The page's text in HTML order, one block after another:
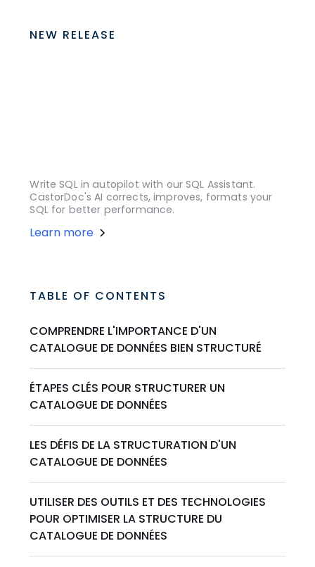
NEW RELEASE
Write SQL in autopilot with our SQL Assistant.
CastorDoc's AI corrects, improves, formats your
SQL for better performance.
Learn more
TABLE OF CONTENTS
COMPRENDRE L'IMPORTANCE D'UN
CATALOGUE DE DONNÉES BIEN STRUCTURÉ
ÉTAPES CLÉS POUR STRUCTURER UN
CATALOGUE DE DONNÉES
LES DÉFIS DE LA STRUCTURATION D'UN
CATALOGUE DE DONNÉES
UTILISER DES OUTILS ET DES TECHNOLOGIES
POUR OPTIMISER LA STRUCTURE DU
CATALOGUE DE DONNÉES